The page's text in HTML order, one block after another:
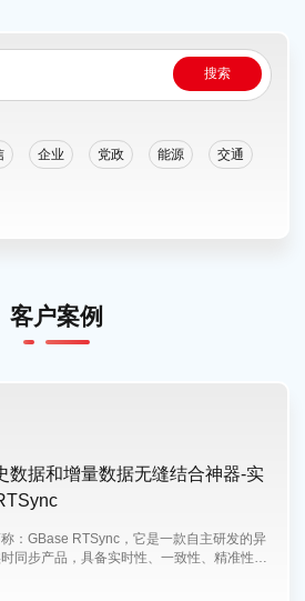
搜索
企业 党政 能源 交通
客户案例
数据和增量数据无缝结合神器-实
：GBase RTSync，它是一款自主研发的异
同步产品，具备实时性、一致性、精准性、